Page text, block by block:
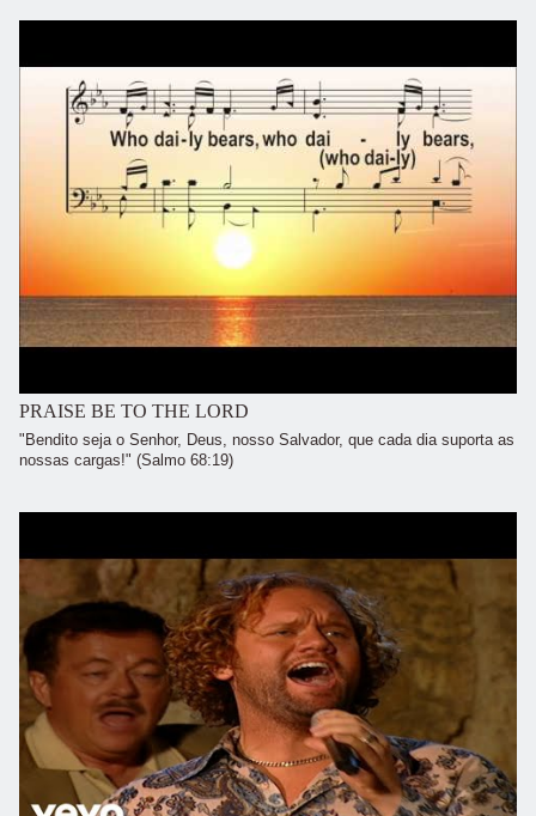
PRAISE BE TO THE LORD
"Bendito seja o Senhor, Deus, nosso Salvador, que cada dia suporta as
nossas cargas!" (Salmo 68:19)